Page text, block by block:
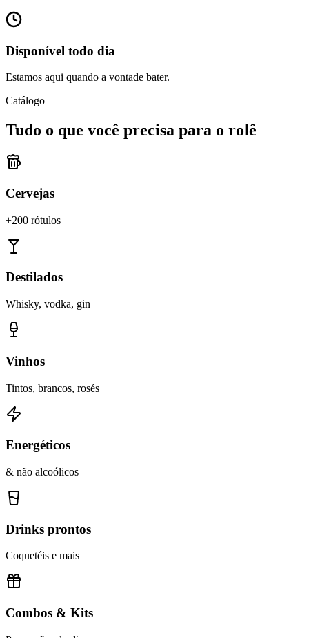
Disponível todo dia
Estamos aqui quando a vontade bater.
Catálogo
Tudo o que você precisa para o rolê
Cervejas
+200 rótulos
Destilados
Whisky, vodka, gin
Vinhos
Tintos, brancos, rosés
Energéticos
& não alcoólicos
Drinks prontos
Coquetéis e mais
Combos & Kits